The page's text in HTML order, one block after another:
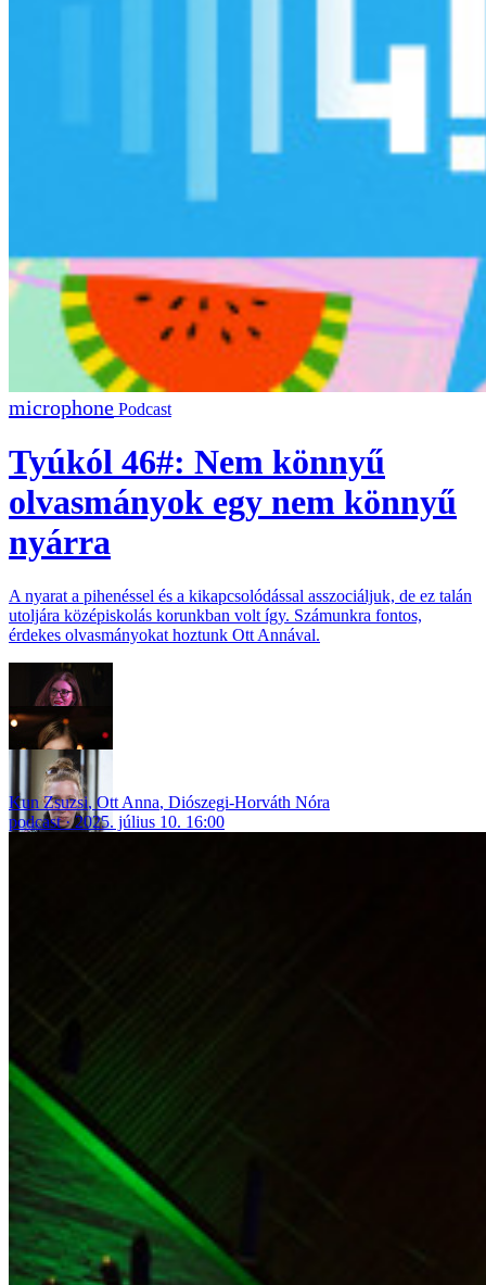
Podcast
Tyúkól 46#: Nem könnyű
olvasmányok egy nem könnyű
nyárra
A nyarat a pihenéssel és a kikapcsolódással asszociáljuk, de ez talán
utoljára középiskolás korunkban volt így. Számunkra fontos,
érdekes olvasmányokat hoztunk Ott Annával.
Kun Zsuzsi, Ott Anna, Diószegi-Horváth Nóra
podcast
2025. július 10. 16:00